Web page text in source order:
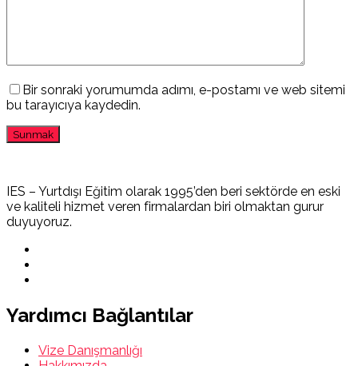
Bir sonraki yorumumda adımı, e-postamı ve web sitemi
bu tarayıcıya kaydedin.
IES – Yurtdışı Eğitim olarak 1995’den beri sektörde en eski
ve kaliteli hizmet veren firmalardan biri olmaktan gurur
duyuyoruz.
Yardımcı Bağlantılar
Vize Danışmanlığı